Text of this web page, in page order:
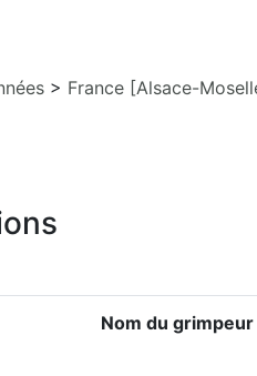
> France [Alsace-
Nom du grimpeur